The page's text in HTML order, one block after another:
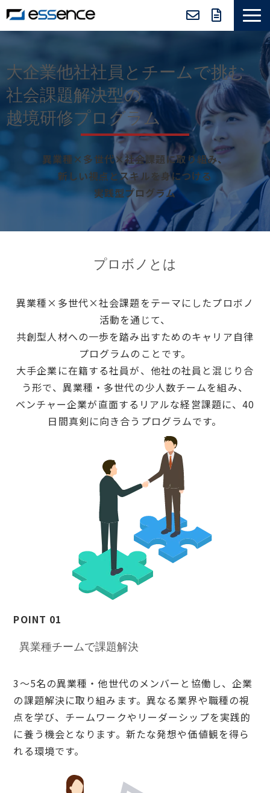
ニュース＆トピックス
会社紹介
導入事例
採用情報
セミナー＆コラム
大企業他社社員とチームで挑む
社会課題解決型の
越境研修プログラム
異業種×多世代×社会課題に取り組み、
新しい視点とスキルを身につける
実践型プログラム
プロボノとは
異業種×多世代×社会課題をテーマにしたプロボノ
活動を通じて、
共創型人材への一歩を踏み出すためのキャリア自律
プログラムのことです。
大手企業に在籍する社員が、他社の社員と混じり合
う形で、異業種・多世代の少人数チームを組み、
ベンチャー企業が直面するリアルな経営課題に、40
日間真剣に向き合うプログラムです。
POINT 01
異業種チームで課題解決
3〜5名の異業種・他世代のメンバーと協働し、企業
の課題解決に取り組みます。異なる業界や職種の視
点を学び、チームワークやリーダーシップを実践的
に養う機会となります。新たな発想や価値観を得ら
れる環境です。